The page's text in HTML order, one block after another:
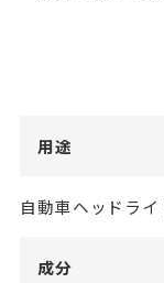
用途
自動車ヘッドラ
成分